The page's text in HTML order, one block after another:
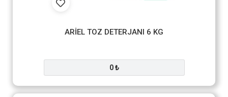
ARİEL TOZ DETERJANI 6 KG
0 ₺